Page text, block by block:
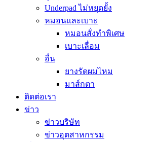
Underpad ไม่หยุดยั้ง
หมอนและเบาะ
หมอนสั่งทำพิเศษ
เบาะเลื่อม
อื่น
ยางรัดผมไหม
มาส์กตา
ติดต่อเรา
ข่าว
ข่าวบริษัท
ข่าวอุตสาหกรรม